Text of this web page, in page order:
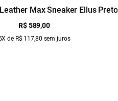
Max Sneaker Ellus Preto
R$ 589,00
de R$ 117,80 sem juros